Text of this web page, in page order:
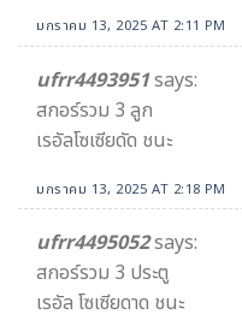
มกราคม 13, 2025 AT 2:11 PM
ufrr4493951says:
สกอร์รวม 3 ลูก
เรอัลโซเซียดัด ชนะ
มกราคม 13, 2025 AT 2:18 PM
ufrr4495052says:
สกอร์รวม 3 ประตู
เรอัล โซเซียดาด ชนะ